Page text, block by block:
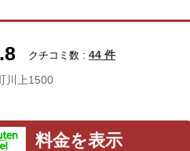
クチコミ数 : 44 件
川上1500
料金を表示